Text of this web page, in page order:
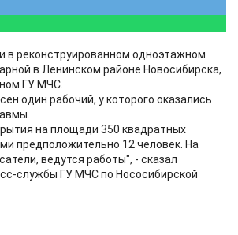
в реконструированном одноэтажном
в Ленинском районе Новосибирска,
ГУ МЧС.
один рабочий, у которого оказались
на площади 350 квадратных
предположительно 12 человек. На
ведутся работы", - сказал
службы ГУ МЧС по Нососибирской